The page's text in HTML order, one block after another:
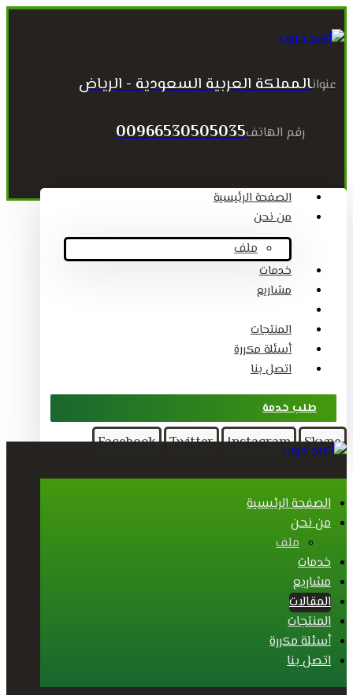
عنوانالمملكة العربية السعودية - الرياض
رقم الهاتف00966530505035
الصفحة الرئيسية
من نحن
ملف
خدمات
مشاريع
المنتجات
أسئلة مكررة
اتصل بنا
طلب خدمة
Facebook Twitter Instagram Skype
الصفحة الرئيسية
من نحن
ملف
خدمات
مشاريع
المقالات
المنتجات
أسئلة مكررة
اتصل بنا